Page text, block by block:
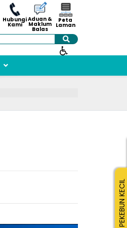
Hubungi
Kami
Aduan &
Maklum
Balas
Peta
Laman
Cari
PEKEBUN KECIL